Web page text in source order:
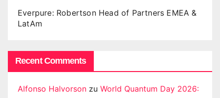
Everpure: Robertson Head of Partners EMEA &
LatAm
Recent Comments
Alfonso Halvorson zu World Quantum Day 2026: